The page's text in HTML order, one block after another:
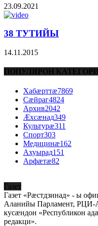
23.09.2021
38 ТУТИЙЫ
14.11.2015
ПОПУЛЯРОН
Хабæрттæ7869
Сæйраг4824
Архив2042
Æхсæнад349
Культурæ311
Спорт303
Медицинæ162
Ахуырад151
Арфæтæ82
Газет
Газет «Рæстдзинад» - ы
Аланийы Парламент, РЦИ-
кусæндон «Республикон
редакци».